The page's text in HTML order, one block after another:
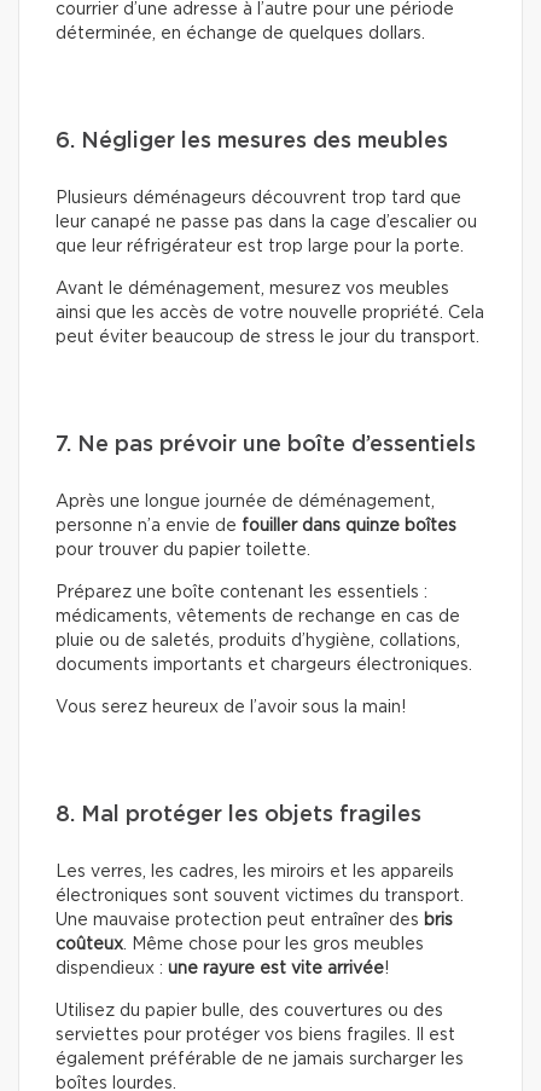
courrier d’une adresse à l’autre pour une période
déterminée, en échange de quelques dollars.
6. Négliger les mesures des meubles
Plusieurs déménageurs découvrent trop tard que
leur canapé ne passe pas dans la cage d’escalier ou
que leur réfrigérateur est trop large pour la porte.
Avant le déménagement, mesurez vos meubles
ainsi que les accès de votre nouvelle propriété. Cela
peut éviter beaucoup de stress le jour du transport.
7. Ne pas prévoir une boîte d’essentiels
Après une longue journée de déménagement,
personne n’a envie de fouiller dans quinze boîtes
pour trouver du papier toilette.
Préparez une boîte contenant les essentiels :
médicaments, vêtements de rechange en cas de
pluie ou de saletés, produits d’hygiène, collations,
documents importants et chargeurs électroniques.
Vous serez heureux de l’avoir sous la main!
8. Mal protéger les objets fragiles
Les verres, les cadres, les miroirs et les appareils
électroniques sont souvent victimes du transport.
Une mauvaise protection peut entraîner des bris
coûteux. Même chose pour les gros meubles
dispendieux : une rayure est vite arrivée!
Utilisez du papier bulle, des couvertures ou des
serviettes pour protéger vos biens fragiles. Il est
également préférable de ne jamais surcharger les
boîtes lourdes.